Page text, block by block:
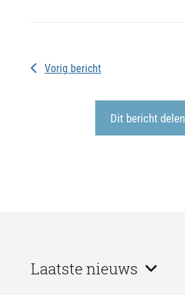
Vorig bericht
Dit bericht delen
Laatste nieuws